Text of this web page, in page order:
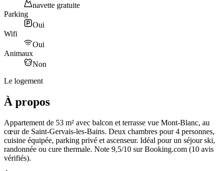
navette gratuite
Parking
Oui
Wifi
Oui
Animaux
Non
Le logement
À propos
Appartement de 53 m² avec balcon et terrasse vue Mont-Blanc, au
cœur de Saint-Gervais-les-Bains. Deux chambres pour 4 personnes,
cuisine équipée, parking privé et ascenseur. Idéal pour un séjour ski,
randonnée ou cure thermale. Note 9,5/10 sur Booking.com (10 avis
vérifiés).